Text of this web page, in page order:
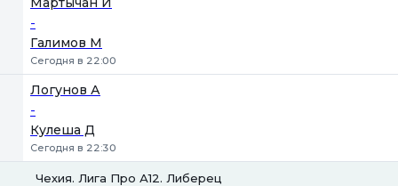
-
Галимов М
Сегодня в 22:00
Логунов А
-
Кулеша Д
Сегодня в 22:30
Чехия. Лига Про А12. Либерец